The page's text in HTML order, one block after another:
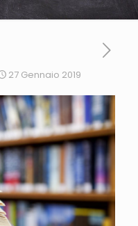
27 Gennaio 2019